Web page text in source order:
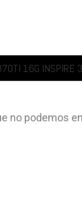
16G INSPIRE
no podemos